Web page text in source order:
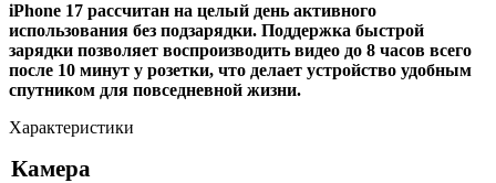
iPhone 17 рассчитан на целый день активного
использования без подзарядки. Поддержка быстрой
зарядки позволяет воспроизводить видео до 8 часов всего
после 10 минут у розетки, что делает устройство удобным
спутником для повседневной жизни.
Характеристики
Камера